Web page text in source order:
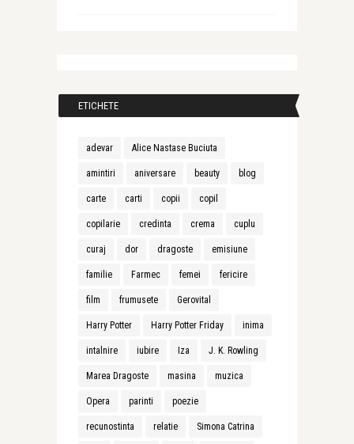
ETICHETE
adevar Alice Nastase Buciuta
amintiri aniversare beauty blog
carte carti copii copil
copilarie credinta crema cuplu
curaj dor dragoste emisiune
familie Farmec femei fericire
film frumusete Gerovital
Harry Potter Harry Potter Friday inima
intalnire iubire Iza J. K. Rowling
Marea Dragoste masina muzica
Opera parinti poezie
recunostinta relatie Simona Catrina